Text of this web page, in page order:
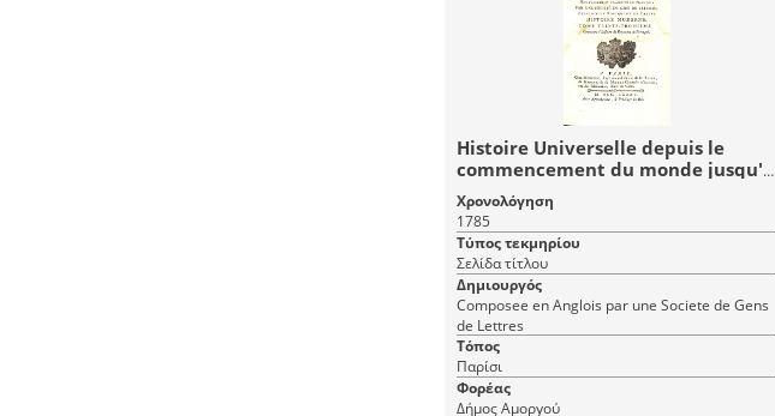
Histoire Universelle depuis le
commencement du monde jusqu'à
présent: Tome Trente-Troisieme
(33) Histoire Moderne - Histoire
Universelle 73
Χρονολόγηση
1785
Τύπος τεκμηρίου
Σελίδα τίτλου
Δημιουργός
Composee en Anglois par une Societe de Gens
de Lettres
Τόπος
Παρίσι
Φορέας
Δήμος Αμοργού